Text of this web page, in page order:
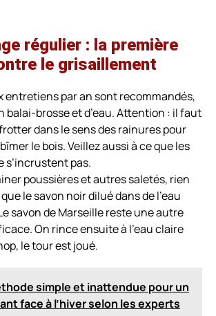
régulier : la première
le grisaillement
entretiens par an sont recommandés,
balai-brosse et d’eau. Attention : il faut
dans le sens des rainures pour
le bois. Veillez aussi à ce que les
s’incrustent pas.
poussières et autres saletés, rien
le savon noir dilué dans de l’eau
savon de Marseille reste une autre
On rince ensuite à l’eau claire
le tour est joué.
simple et inattendue pour un
face à l’hiver selon les experts